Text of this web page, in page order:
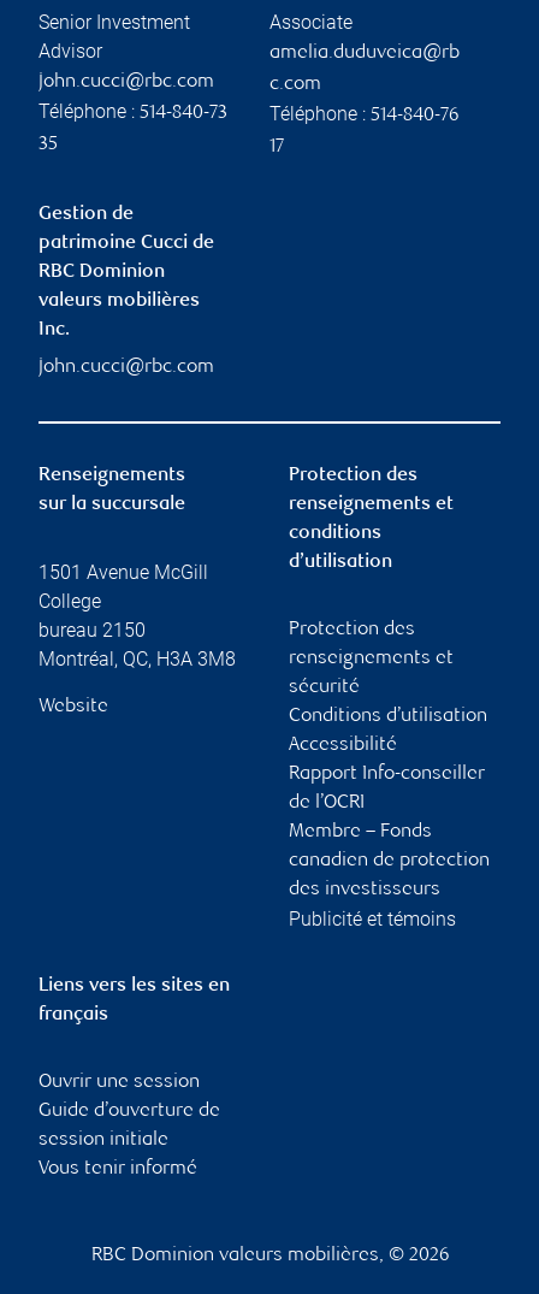
Senior Investment
Advisor
john.cucci@rbc.com
Téléphone : 514-840-73
35
Associate
amelia.duduveica@rb
c.com
Téléphone : 514-840-76
17
Gestion de
patrimoine Cucci de
RBC Dominion
valeurs mobilières
Inc.
john.cucci@rbc.com
Renseignements
sur la succursale
1501 Avenue McGill
College
bureau 2150
Montréal, QC, H3A 3M8
Website
Protection des
renseignements et
conditions
d’utilisation
Protection des
renseignements et
sécurité
Conditions d’utilisation
Accessibilité
Rapport Info-conseiller
de l’OCRI
Membre – Fonds
canadien de protection
des investisseurs
Publicité et témoins
Liens vers les sites en
français
Ouvrir une session
Guide d’ouverture de
session initiale
Vous tenir informé
RBC Dominion valeurs mobilières, © 2026